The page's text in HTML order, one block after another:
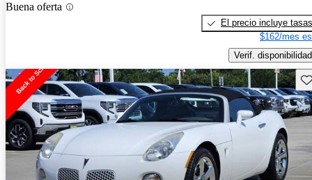
Buena oferta
El precio incluye tasas
$162/mes
Verif. disponibilidad